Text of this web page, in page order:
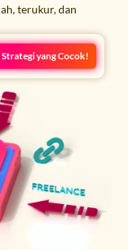
terukur, dan
yang Cocok!